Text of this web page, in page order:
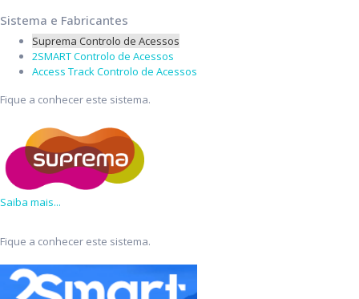
Sistema e Fabricantes
Suprema Controlo de Acessos
2SMARTControlo de Acessos
Access TrackControlo de Acessos
Fique a conhecer este sistema.
Saiba mais...
Fique a conhecer este sistema.